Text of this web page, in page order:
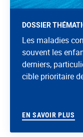
DOSSIER
Les maladies
souvent les
derniers,
cible prioritaire
EN SAVOIR PLUS